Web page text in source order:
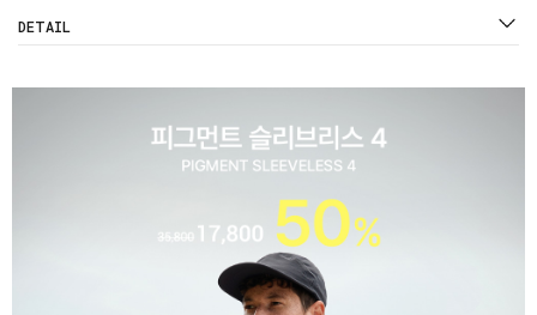
DETAIL